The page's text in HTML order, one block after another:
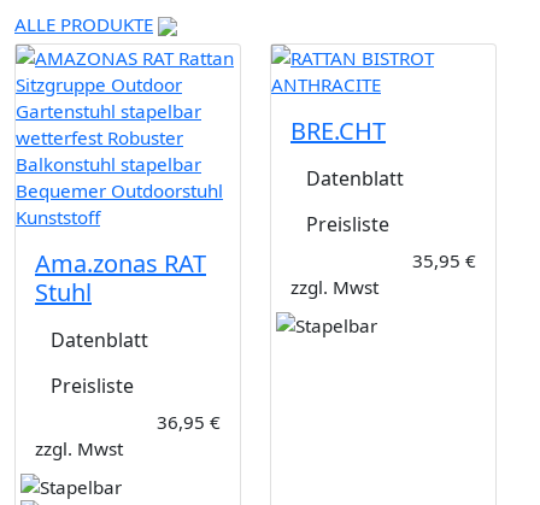
ALLE PRODUKTE
Ama.zonas RAT
Stuhl
Datenblatt
Preisliste
36,95 €
zzgl. Mwst
BRE.CHT
Datenblatt
Preisliste
35,95 €
zzgl. Mwst